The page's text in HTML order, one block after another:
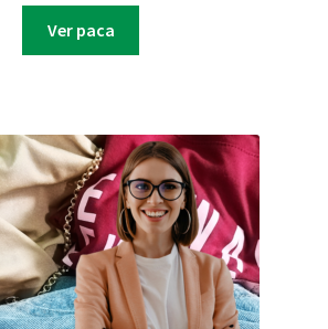
Ver paca